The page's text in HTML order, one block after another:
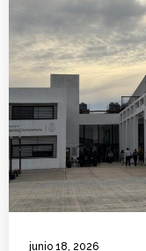
junio 18, 2026